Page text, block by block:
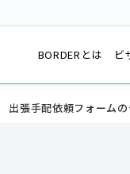
BORDERとは ビ
出張手配依頼フォーム